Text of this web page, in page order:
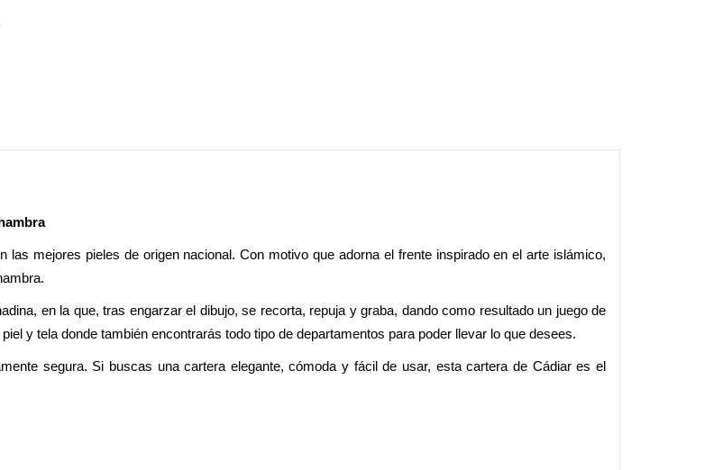
las mejores pieles de origen nacional. Con motivo que adorna el frente inspirado en el arte islámico,
en la que, tras engarzar el dibujo, se recorta, repuja y graba, dando como resultado un juego de
y tela donde también encontrarás todo tipo de departamentos para poder llevar lo que desees.
segura. Si buscas una cartera elegante, cómoda y fácil de usar, esta cartera de Cádiar es el